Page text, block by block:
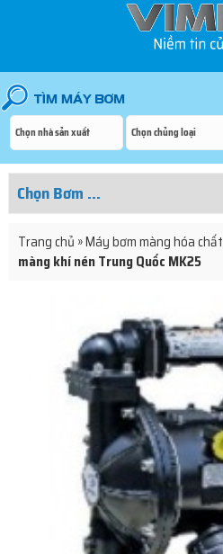
Trang chủ »Máy bơm màng hóa chất
màng khí nén Trung Quốc MK25